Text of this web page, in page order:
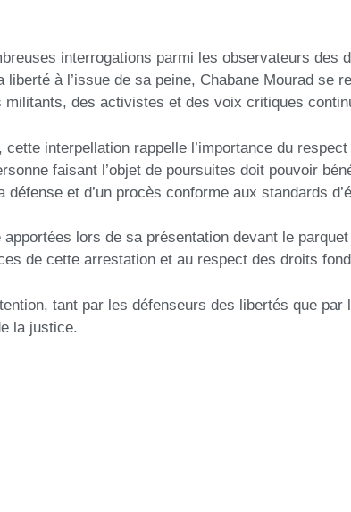
interrogations parmi les observateurs des
à l’issue de sa peine, Chabane Mourad se
des activistes et des voix critiques
interpellation rappelle l’importance du
faisant l’objet de poursuites doit pouvoir
et d’un procès conforme aux standards
lors de sa présentation devant le
de cette arrestation et au respect des droits
tant par les défenseurs des libertés que par
la justice.